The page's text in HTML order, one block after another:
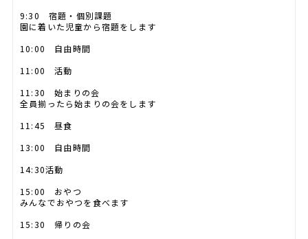
9:30 宿題・個別課題
園に着いた児童から宿題をします
10:00 自由時間
11:00 活動
11:30 始まりの会
全員揃ったら始まりの会をします
11:45 昼食
13:00 自由時間
14:30活動
15:00 おやつ
みんなでおやつを食べます
15:30 帰りの会